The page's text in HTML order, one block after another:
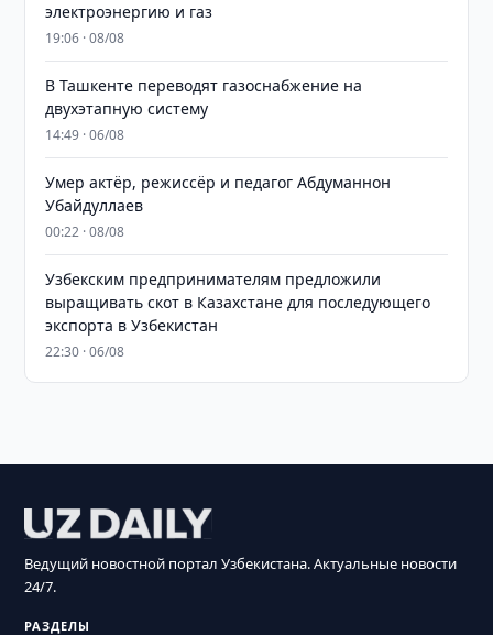
электроэнергию и газ
19:06 · 08/08
В Ташкенте переводят газоснабжение на
двухэтапную систему
14:49 · 06/08
Умер актёр, режиссёр и педагог Абдуманнон
Убайдуллаев
00:22 · 08/08
Узбекским предпринимателям предложили
выращивать скот в Казахстане для последующего
экспорта в Узбекистан
22:30 · 06/08
Ведущий новостной портал Узбекистана. Актуальные новости
24/7.
РАЗДЕЛЫ